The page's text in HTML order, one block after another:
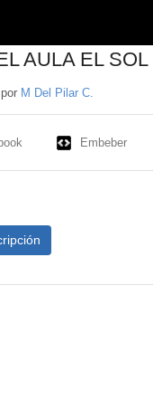
AULA EL SOL
M Del Pilar C.
Embeber